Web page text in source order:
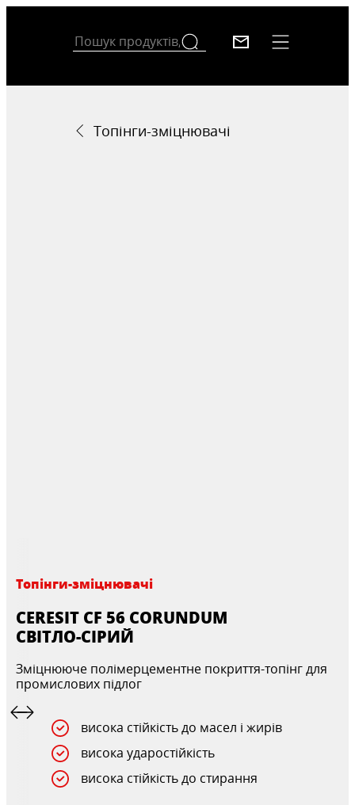
Топінги-зміцнювачі
Топінги-зміцнювачі
CERESIT CF 56 CORUNDUM
СВІТЛО-СІРИЙ
Зміцнююче полімерцементне покриття-топінг для
промислових підлог
висока стійкість до масел і жирів
висока ударостійкість
висока стійкість до стирання